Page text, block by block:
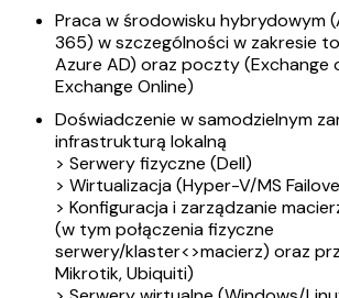
Praca w środowisku hybrydowym
365) w szczególności w zakresie
Azure AD) oraz poczty (Exchange
Exchange Online)
Doświadczenie w samodzielnym
infrastrukturą lokalną
> Serwery fizyczne (Dell)
> Wirtualizacja (Hyper-V/MS
> Konfiguracja i zarządzanie
(w tym połączenia fizyczne
serwery/klaster<>macierz) oraz
Mikrotik, Ubiquiti)